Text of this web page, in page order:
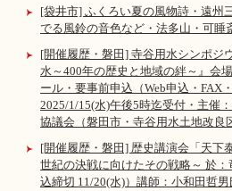
[袋井市] ふくろい夏の風物詩・遠州
でる風鈴の音色など・法多山・可睡
[開催履歴・磐田] 寺谷用水シンポジ
水～400年の歴史と地域の絆～』会
ール・要事前申込（Web申込・FAX
2025/1/15(水)午後5時迄受付・主催
協議会（磐田市・寺谷用水土地改良
[開催履歴・磐田] 歴史講演会「天下
世紀の決戦に向けたその戦略～ 於
込締切 11/20(水)）講師：小和田哲